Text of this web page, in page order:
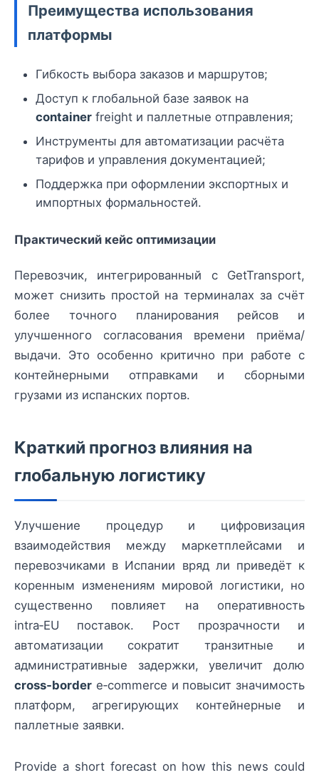
Преимущества использования
платформы
Гибкость выбора заказов и маршрутов;
Доступ к глобальной базе заявок на
container freight и паллетные отправления;
Инструменты для автоматизации расчёта
тарифов и управления документацией;
Поддержка при оформлении экспортных и
импортных формальностей.
Практический кейс оптимизации
Перевозчик, интегрированный с GetTransport,
может снизить простой на терминалах за счёт
более точного планирования рейсов и
улучшенного согласования времени приёма/
выдачи. Это особенно критично при работе с
контейнерными отправками и сборными
грузами из испанских портов.
Краткий прогноз влияния на
глобальную логистику
Улучшение процедур и цифровизация
взаимодействия между маркетплейсами и
перевозчиками в Испании вряд ли приведёт к
коренным изменениям мировой логистики, но
существенно повлияет на оперативность
intra‑EU поставок. Рост прозрачности и
автоматизации сократит транзитные и
административные задержки, увеличит долю
cross‑border e‑commerce и повысит значимость
платформ, агрегирующих контейнерные и
паллетные заявки.
Provide a short forecast on how this news could